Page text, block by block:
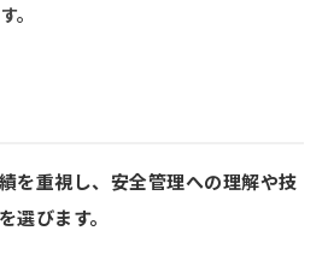
。
を重視し、安全管理への理解や技
選びます。